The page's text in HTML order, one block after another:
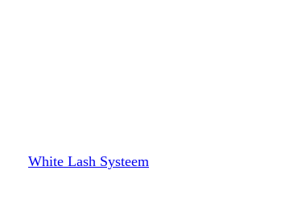
White Lash Systeem